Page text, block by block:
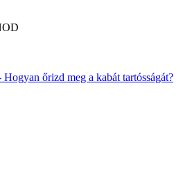
őrizd meg a kabát tartósságát?